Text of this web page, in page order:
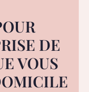
DE
VOUS